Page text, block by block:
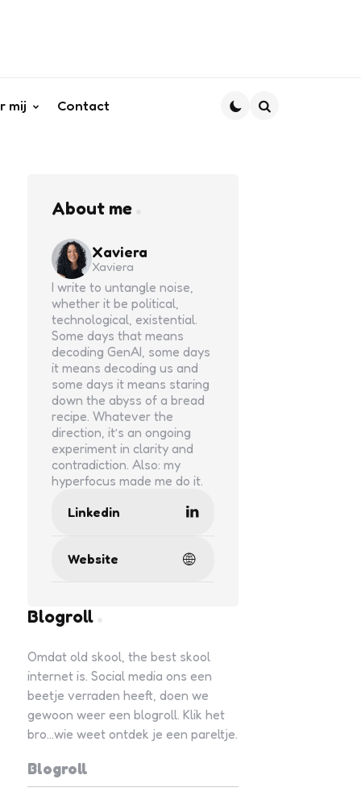
mij Contact
About me
Xaviera
Xaviera
I write to untangle noise,
whether it be political,
technological, existential.
Some days that means
decoding GenAI, some days
it means decoding us and
some days it means staring
down the abyss of a bread
recipe. Whatever the
direction, it’s an ongoing
experiment in clarity and
contradiction. Also: my
hyperfocus made me do it.
Linkedin
Website
Blogroll
Omdat old skool, the best skool
internet is. Social media ons een
beetje verraden heeft, doen we
gewoon weer een blogroll. Klik het
bro...wie weet ontdek je een pareltje.
Blogroll